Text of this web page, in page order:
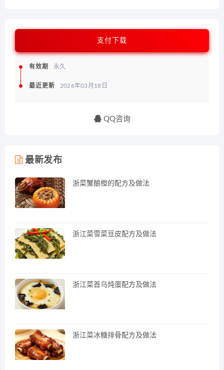
支付下载
有效期 永久
最近更新 2026年03月18日
QQ咨询
最新发布
浙菜蟹酿橙的配方及做法
浙江菜雪菜豆皮配方及做法
浙江菜首乌炖蛋配方及做法
浙江菜冰糖排骨配方及做法